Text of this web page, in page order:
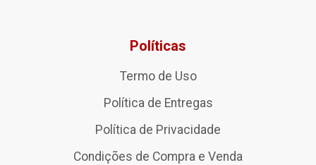
Políticas
Termo de Uso
Política de Entregas
Política de Privacidade
Condições de Compra e Venda